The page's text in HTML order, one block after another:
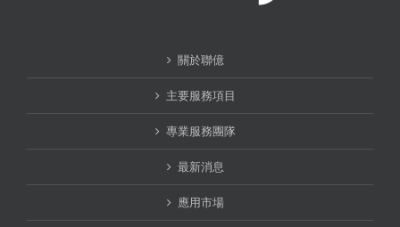
關於聯億
主要服務項目
專業服務團隊
最新消息
應用市場